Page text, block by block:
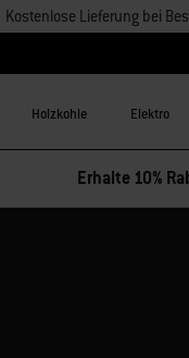
Kostenlose Lieferung bei
Holzkohle Elektro
Erhalte 10%